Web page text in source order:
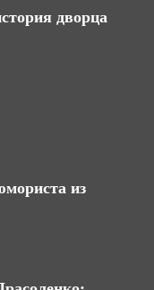
дворца
из